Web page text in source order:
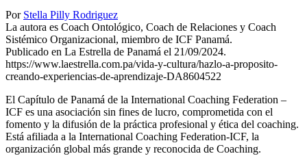
Por Stella Pilly Rodriguez
La autora es Coach Ontológico, Coach de Relaciones y Coach
Sistémico Organizacional, miembro de ICF Panamá.
Publicado en La Estrella de Panamá el 21/09/2024.
https://www.laestrella.com.pa/vida-y-cultura/hazlo-a-proposito-
creando-experiencias-de-aprendizaje-DA8604522
El Capítulo de Panamá de la International Coaching Federation –
ICF es una asociación sin fines de lucro, comprometida con el
fomento y la difusión de la práctica profesional y ética del coaching.
Está afiliada a la International Coaching Federation-ICF, la
organización global más grande y reconocida de Coaching.